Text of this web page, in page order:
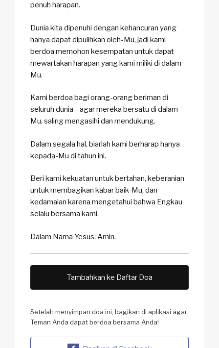
penuh harapan.
Dunia kita dipenuhi dengan kehancuran yang
hanya dapat dipulihkan oleh-Mu, jadi kami
berdoa memohon kesempatan untuk dapat
mewartakan harapan yang kami miliki di dalam-
Mu.
Kami berdoa bagi orang-orang beriman di
seluruh dunia—agar mereka bersatu di dalam-
Mu, saling mengasihi dan mendukung.
Dalam segala hal, biarlah kami berharap hanya
kepada-Mu di tahun ini.
Beri kami kekuatan untuk bertahan, keberanian
untuk membagikan kabar baik-Mu, dan
kedamaian karena mengetahui bahwa Engkau
selalu bersama kami.
Dalam Nama Yesus, Amin.
Tambahkan ke Daftar Doa
Setelah menyimpan doa ini, bagikan di aplikasi agar
Teman Anda dapat berdoa bersama Anda!